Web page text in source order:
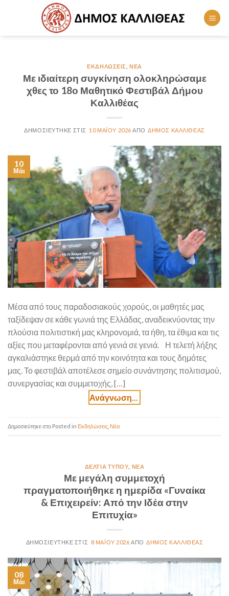
ΕΚΔΗΛΏΣΕΙΣ ,ΝΈΑ
Με ιδιαίτερη συγκίνηση ολοκληρώσαμε
χθες το 18ο Μαθητικό Φεστιβάλ Δήμου
Καλλιθέας
10 ΜΑΪ́ΟΥ 2026 ΔΗΜΟΣ ΚΑΛΛΙΘΕΑΣ
10
Μάι
Μέσα από τους παραδοσιακούς χορούς, οι μαθητές μας
ταξίδεψαν σε κάθε γωνιά της Ελλάδας, αναδεικνύοντας την
πλούσια πολιτιστική μας κληρονομιά, τα ήθη, τα έθιμα και τις
αξίες που μεταφέρονται από γενιά σε γενιά. Η τελετή λήξης
αγκαλιάστηκε θερμά από την κοινότητα και τους δημότες
μας. Το φεστιβάλ αποτέλεσε σημείο συνάντησης πολιτισμού,
συνεργασίας και συμμετοχής, […]
Posted in Εκδηλώσεις Νέα
ΔΕΛΤΊΑ ΤΎΠΟΥ ΝΈΑ
Με μεγάλη συμμετοχή
πραγματοποιήθηκε η ημερίδα «Γυναίκα
& Επιχειρείν: Από την Ιδέα στην
Επιτυχία»
8 ΜΑΪ́ΟΥ 2026 ΔΉΜΟΣ ΚΑΛΛΙΘΈΑΣ
08
Μάι